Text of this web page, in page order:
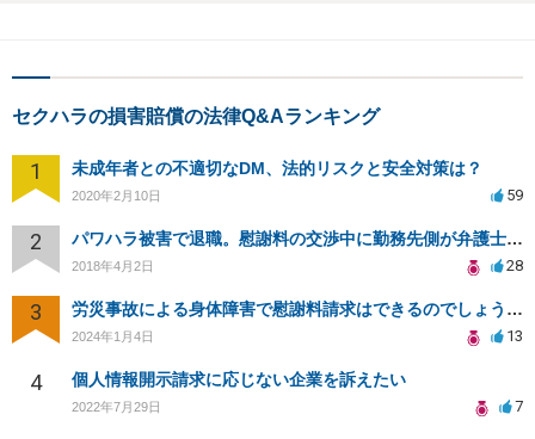
セクハラの損害賠償の法律Q&Aランキング
1 未成年者との不適切なDM、法的リスクと安全対策は？
2020年2月10日 59
2 パワハラ被害で退職。慰謝料の交渉中に勤務先側が弁護士を立ててきました
2018年4月2日 28
3 労災事故による身体障害で慰謝料請求はできるのでしょうか？
2024年1月4日 13
4 個人情報開示請求に応じない企業を訴えたい
2022年7月29日 7